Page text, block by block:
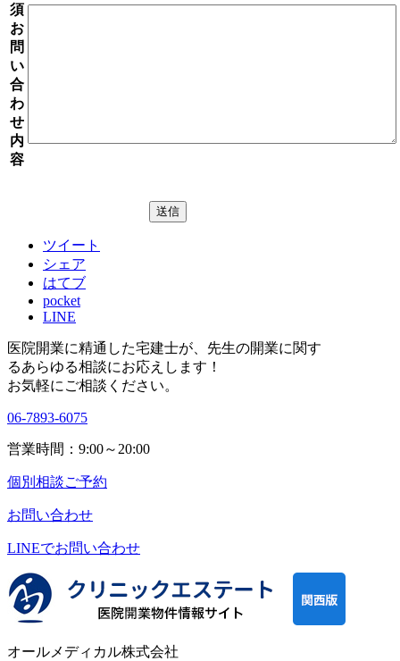
須
お
問
い
合
わ
せ
内
容
ツイート
シェア
はてブ
pocket
LINE
医院開業に精通した宅建士が、 先生の開業に関す
るあらゆる相談にお応えします！
お気軽にご相談ください。
06-7893-6075
営業時間：9:00～20:00
個別相談ご予約
お問い合わせ
LINEでお問い合わせ
オールメディカル株式会社